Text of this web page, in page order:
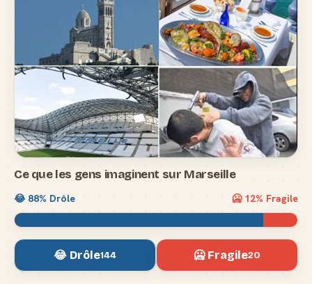
Ce que les gens imaginent sur Marseille
😂 88% Drôle 🥶 12% Fragile
😂 Drôle144 🥶 Fragile20